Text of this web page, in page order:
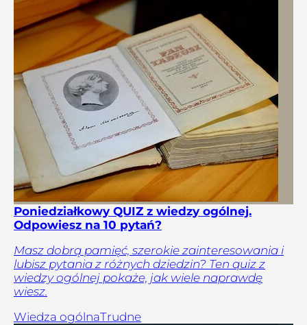
Poniedziałkowy QUIZ z wiedzy ogólnej.
Odpowiesz na 10 pytań?
Masz dobrą pamięć, szerokie zainteresowania i
lubisz pytania z różnych dziedzin? Ten quiz z
wiedzy ogólnej pokaże, jak wiele naprawdę
wiesz.
Wiedza ogólnaTrudne